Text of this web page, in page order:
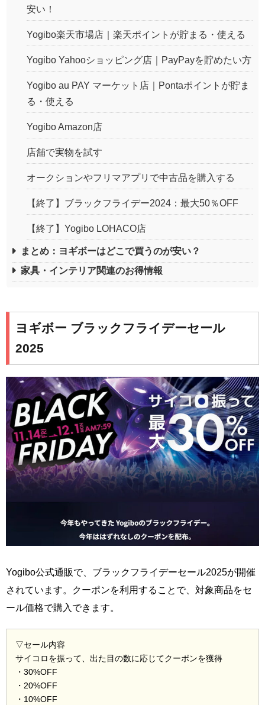
安い！
Yogibo楽天市場店｜楽天ポイントが貯まる・使える
Yogibo Yahooショッピング店｜PayPayを貯めたい方
Yogibo au PAY マーケット店｜Pontaポイントが貯ま
る・使える
Yogibo Amazon店
店舗で実物を試す
オークションやフリマアプリで中古品を購入する
【終了】ブラックフライデー2024：最大50％OFF
【終了】Yogibo LOHACO店
まとめ：ヨギボーはどこで買うのが安い？
家具・インテリア関連のお得情報
ヨギボー ブラックフライデーセール
2025
Yogibo公式通販で、ブラックフライデーセール2025が開催
されています。クーポンを利用することで、対象商品をセ
ール価格で購入できます。
▽セール内容
サイコロを振って、出た目の数に応じてクーポンを獲得
・30%OFF
・20%OFF
・10%OFF